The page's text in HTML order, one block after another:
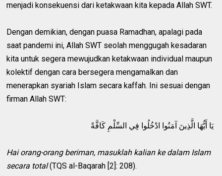
menjadi konsekuensi dari ketakwaan kita kepada Allah SWT.
Dengan demikian, dengan puasa Ramadhan, apalagi pada
saat pandemi ini, Allah SWT seolah menggugah kesadaran
kita untuk segera mewujudkan ketakwaan individual maupun
kolektif dengan cara bersegera mengamalkan dan
menerapkan syariah Islam secara kaffah. Ini sesuai dengan
firman Allah SWT:
يَا أَيُّهَا الَّذِينَ آمَنُوا ادْخُلُوا فِي السِّلْمِ كَافَّةً
Hai orang-orang beriman, masuklah kalian ke dalam Islam
secara total(TQS al-Baqarah [2]: 208).